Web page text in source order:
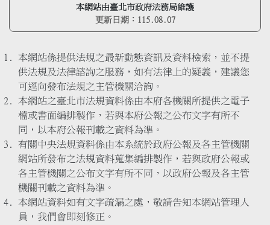
本網站由臺北市政府法務局維護
更新日期： 115.08.07
本網站係提供法規之最新動態資訊及資料檢索，並不提
供法規及法律諮詢之服務，如有法律上的疑義，建議您
可逕向發布法規之主管機關洽詢。
本網站之臺北市法規資料係由本府各機關所提供之電子
檔或書面編排製作，若與本府公報之公布文字有所不
同，以本府公報刊載之資料為準。
有關中央法規資料係由本系統於政府公報及各主管機關
網站所發布之法規資料蒐集編排製作，若與政府公報或
各主管機關之公布文字有所不同，以政府公報及各主管
機關刊載之資料為準。
本網站資料如有文字疏漏之處，敬請告知本網站管理人
員，我們會即刻修正。